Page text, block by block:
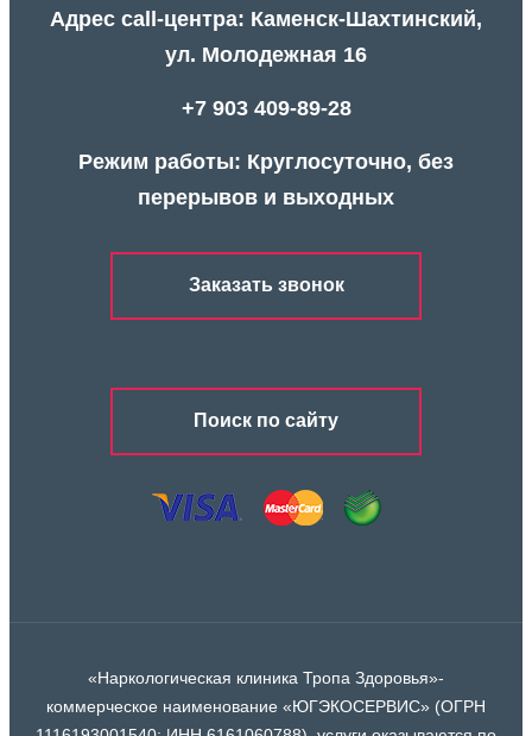
Адрес call-центра: Каменск-Шахтинский,
ул. Молодежная 16
+7 903 409-89-28
Режим работы: Круглосуточно, без
перерывов и выходных
Заказать звонок
Поиск по сайту
«Наркологическая клиника Тропа Здоровья»-
коммерческое наименование «ЮГЭКОСЕРВИС» (ОГРН